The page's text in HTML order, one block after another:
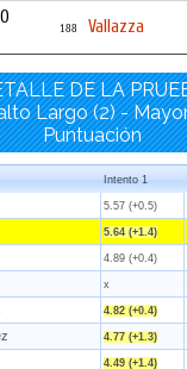
188 Vallazza
DE LA
Largo (2) -
Puntuación
Intento 1
5.57 (+0.5)
5.64 (+1.4)
4.89 (+0.4)
x
4.82 (+0.4)
4.77 (+1.3)
4.49 (+1.4)